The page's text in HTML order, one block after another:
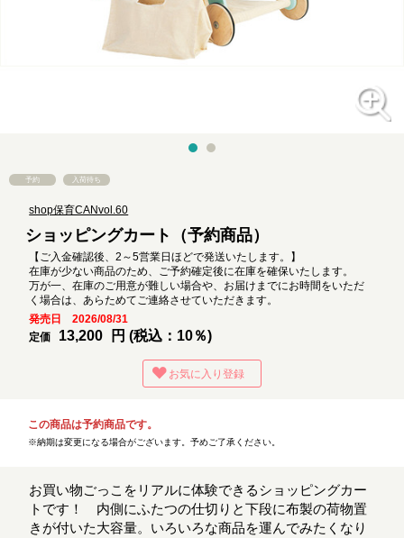
予約 入荷待ち
shop保育CANvol.60
ショッピングカート（予約商品）
【ご入金確認後、2～5営業日ほどで発送いたします。】
在庫が少ない商品のため、ご予約確定後に在庫を確保いたします。
万が一、在庫のご用意が難しい場合や、お届けまでにお時間をいただ
く場合は、あらためてご連絡させていただきます。
発売日 2026/08/31
定価
13,200 円 (税込：10％)
お気に入り登録
この商品は予約商品です。
※納期は変更になる場合がございます。予めご了承ください。
お買い物ごっこをリアルに体験できるショッピングカー
トです！ 内側にふたつの仕切りと下段に布製の荷物置
きが付いた大容量。いろいろな商品を運んでみたくなり